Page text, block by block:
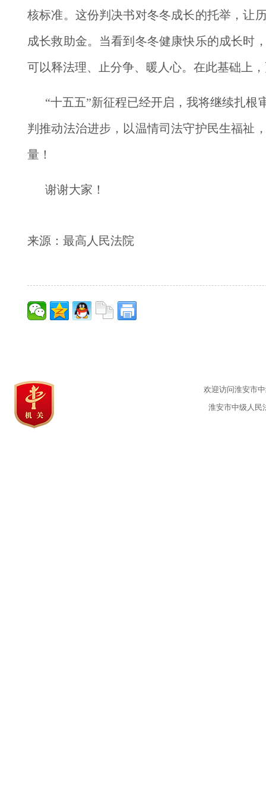
核标准。这份判决书对冬冬成长的托举，让
成长救助金。当看到冬冬健康快乐的成长时
可以释法理、止分争、暖人心。在此基础上
“十五五”新征程已经开启，我将继续扎
判推动法治进步，以温情司法守护民生福祉
量！
谢谢大家！
来源：最高人民法院
欢迎访问淮安市
淮安市中级人